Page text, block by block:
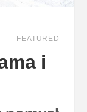
FEATURED
i